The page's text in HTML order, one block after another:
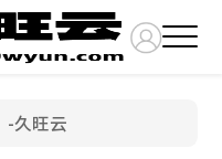
-久旺云